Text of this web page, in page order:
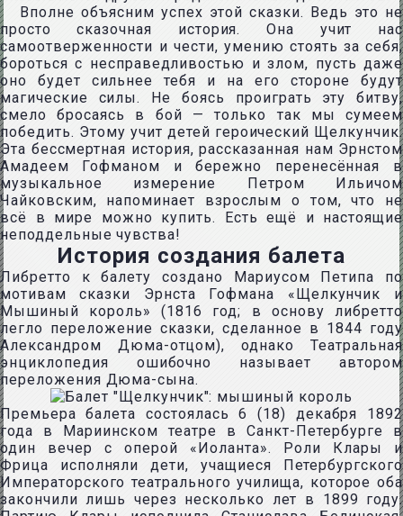
Вполне объясним успех этой сказки. Ведь это не
просто сказочная история. Она учит нас
самоотверженности и чести, умению стоять за себя,
бороться с несправедливостью и злом, пусть даже
оно будет сильнее тебя и на его стороне будут
магические силы. Не боясь проиграть эту битву,
смело бросаясь в бой — только так мы сумеем
победить. Этому учит детей героический Щелкунчик.
Эта бессмертная история, рассказанная нам Эрнстом
Амадеем Гофманом и бережно перенесённая в
музыкальное измерение Петром Ильичом
Чайковским, напоминает взрослым о том, что не
всё в мире можно купить. Есть ещё и настоящие
неподдельные чувства!
История создания балета
Либретто к балету создано Мариусом Петипа по
мотивам сказки Эрнста Гофмана «Щелкунчик и
Мышиный король» (1816 год; в основу либретто
легло переложение сказки, сделанное в 1844 году
Александром Дюма-отцом), однако Театральная
энциклопедия ошибочно называет автором
переложения Дюма-сына.
Премьера балета состоялась 6 (18) декабря 1892
года в Мариинском театре в Санкт-Петербурге в
один вечер с оперой «Иоланта». Роли Клары и
Фрица исполняли дети, учащиеся Петербургского
Императорского театрального училища, которое оба
закончили лишь через несколько лет в 1899 году.